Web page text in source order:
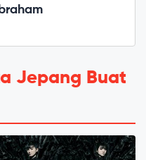
Jepang Buat